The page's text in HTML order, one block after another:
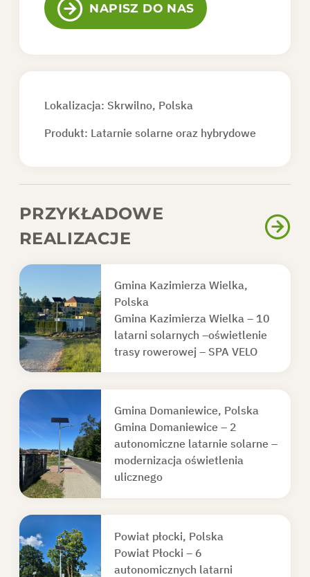
NAPISZ DO NAS
Lokalizacja: Skrwilno, Polska
Produkt: Latarnie solarne oraz hybrydowe
PRZYKŁADOWE
REALIZACJE
Gmina Kazimierza Wielka,
Polska
Gmina Kazimierza Wielka – 10
latarni solarnych –oświetlenie
trasy rowerowej – SPA VELO
Gmina Domaniewice, Polska
Gmina Domaniewice – 2
autonomiczne latarnie solarne –
modernizacja oświetlenia
ulicznego
Powiat płocki, Polska
Powiat Płocki – 6
autonomicznych latarni